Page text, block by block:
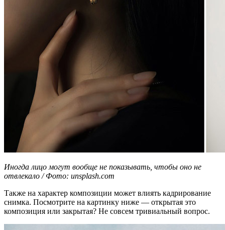
Иногда лицо могут вообще не показывать, чтобы оно не
отвлекало / Фото: unsplash.com
Также на характер композиции может влиять кадрирование
снимка. Посмотрите на картинку ниже — открытая это
композиция или закрытая? Не совсем тривиальный вопрос.